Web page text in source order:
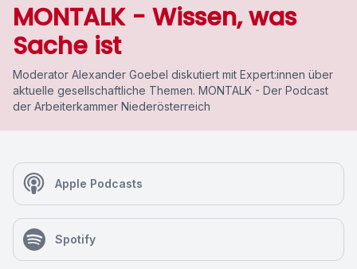
MONTALK - Wissen, was
Sache ist
Moderator Alexander Goebel diskutiert mit Expert:innen über
aktuelle gesellschaftliche Themen. MONTALK - Der Podcast
der Arbeiterkammer Niederösterreich
Apple Podcasts
Spotify